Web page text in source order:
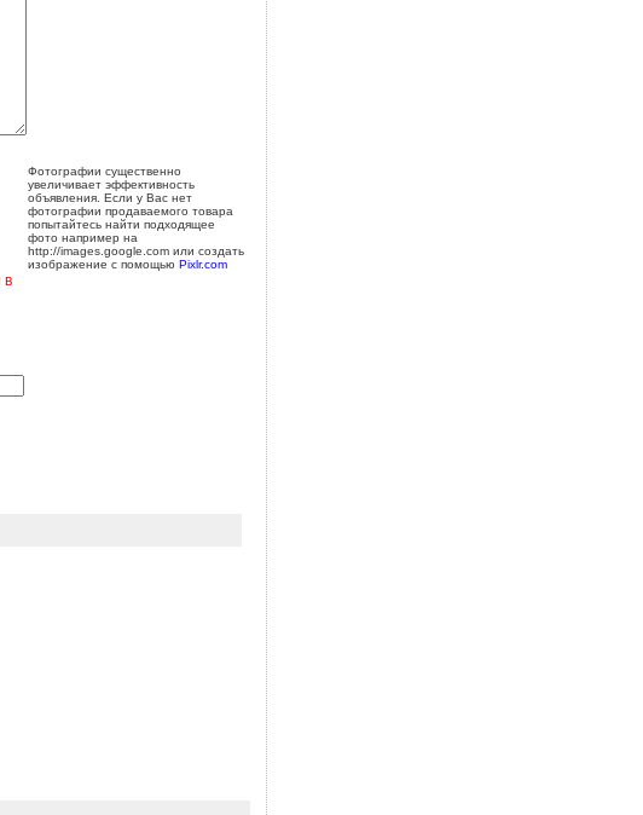
в
Фотографии существенно
увеличивает эффективность
объявления. Если у Вас нет
фотографии продаваемого товара
попытайтесь найти подходящее
фото например на
http://images.google.com или создать
изображение с помощью Pixlr.com